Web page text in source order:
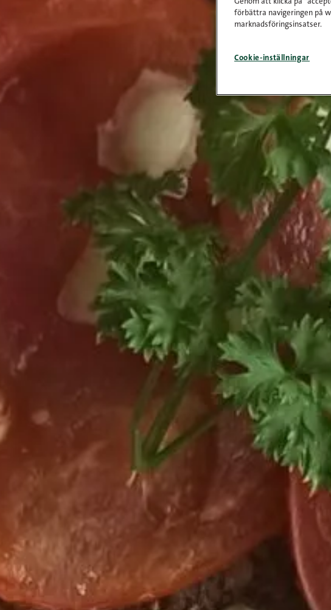
förbättra navigeringen på
marknadsföringsinsatser.
Cookie-inställningar